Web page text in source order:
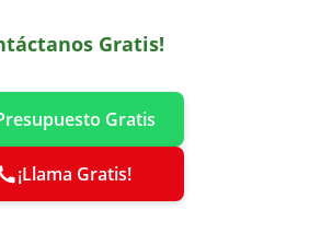
Gratis!
Gratis
¡Llama Gratis!